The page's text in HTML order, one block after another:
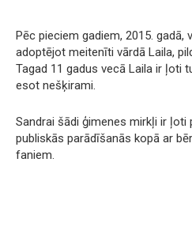
Pēc pieciem gadiem, 2015. gadā,
adoptējot meitenīti vārdā Laila,
Tagad 11 gadus vecā Laila ir ļoti
esot nešķirami.
Sandrai šādi ģimenes mirkļi ir
publiskās parādīšanās kopā ar
faniem.